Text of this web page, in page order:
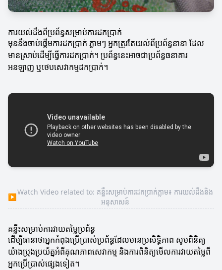
ការយល់ដឹងពីប្រព័ន្ធសម្រាប់ការដកប្រាក់
មុននឹងចាប់ផ្តើមការដកប្រាក់ ភ្លាមៗ អ្នកត្រូវតែយល់ពីប្រព័ន្ធនានា ដែល
មានស្រាប់ដើម្បីធ្វើការដកប្រាក់។ ប្រព័ន្ធនេះអាចជាប្រព័ន្ធធនាគារ
អនឡាញ ឬថេបសេវាកម្មដកប្រាក់។
▶
Watch Video related to: គន្លឹះសម្រាប់ការដកប្រាក់ភ្លាម៖ ការយល់ដឹងនិង
អនុសាសន៍
គន្លឹះសម្រាប់ការវាយតម្លៃប្រព័ន្ធ
ដើម្បីធានាថាអ្នកកំពុងប្រើប្រាស់ប្រព័ន្ធដែលមានប្រសិទ្ធិភាព សូមពិនិត្យ
យ៉ាងប្រុងប្រយ័ត្នអំពីគុណភាពសេវាកម្ម និងការពិនិត្យមើលការវាយតម្លៃពី
អ្នកប្រើប្រាស់ផ្សេងទៀត។